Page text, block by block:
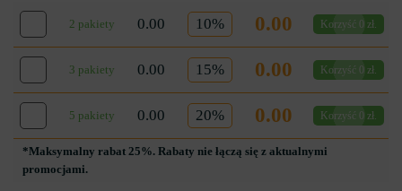
2 pakiety 0.00 10% 0.00 Korzyść 0 zł.
3 pakiety 0.00 15% 0.00 Korzyść 0 zł.
5 pakiety 0.00 20% 0.00 Korzyść 0 zł.
*Maksymalny rabat 25%. Rabaty nie łączą się z aktualnymi
promocjami.